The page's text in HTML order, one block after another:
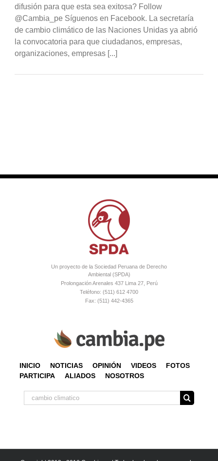
difusión para que esta sea exitosa? Follow
@Cambia_pe Síguenos en Facebook. La secretaría
de cambio climático de las Naciones Unidas ya abrió
la convocatoria para que ciudadanos, empresas,
organizaciones, empresas [...]
Un proyecto de la Sociedad Peruana de Derecho
Ambiental (SPDA)
Prolongación Arenales 437 Lima 27, Perú
Teléfono: (511) 612 4700
Fax: (511) 442-4365
INICIO NOTICIAS OPINIÓN VIDEOS
FOTOS
PARTICIPA
ALIADOS NOSOTROS